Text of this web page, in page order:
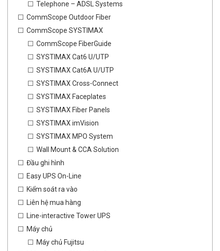
Telephone – ADSL Systems
CommScope Outdoor Fiber
CommScope SYSTIMAX
CommScope FiberGuide
SYSTIMAX Cat6 U/UTP
SYSTIMAX Cat6A U/UTP
SYSTIMAX Cross-Connect
SYSTIMAX Faceplates
SYSTIMAX Fiber Panels
SYSTIMAX imVision
SYSTIMAX MPO System
Wall Mount & CCA Solution
Đầu ghi hình
Easy UPS On-Line
Kiểm soát ra vào
Liên hệ mua hàng
Line-interactive Tower UPS
Máy chủ
Máy chủ Fujitsu